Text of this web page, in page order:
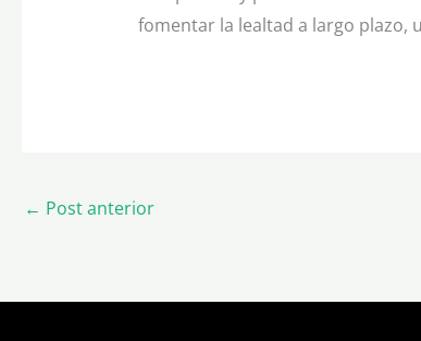
fomentar la lealtad a largo plazo,
← Post anterior